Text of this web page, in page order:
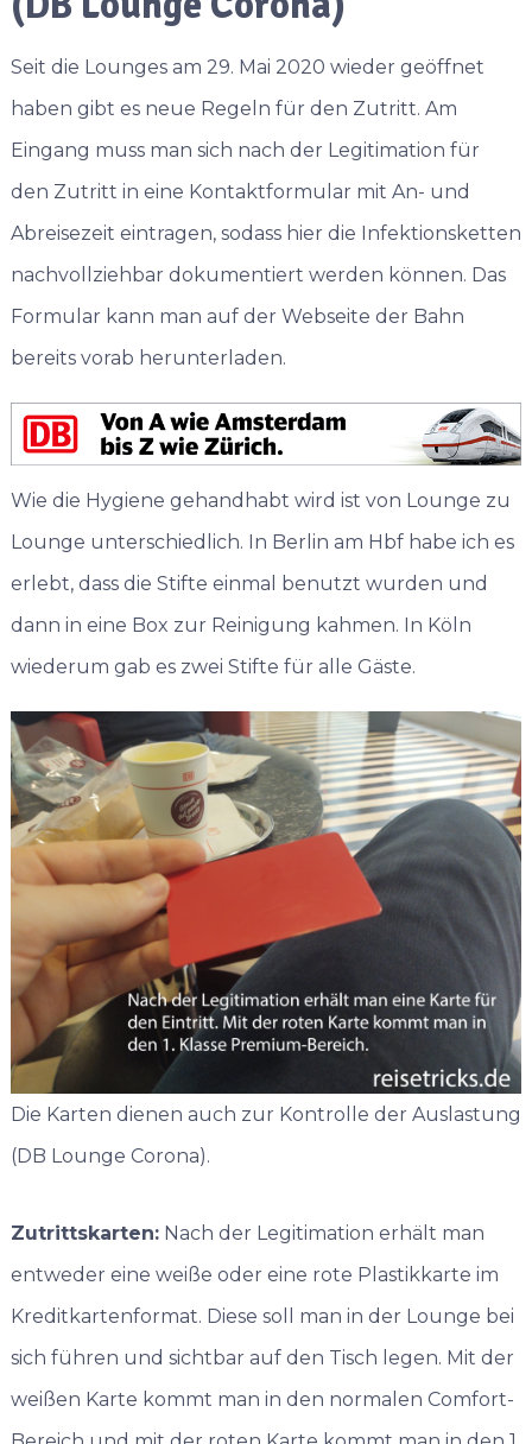
Seit die Lounges am 29. Mai 2020 wieder geöffnet
haben gibt es neue Regeln für den Zutritt. Am
Eingang muss man sich nach der Legitimation für
den Zutritt in eine Kontaktformular mit An- und
Abreisezeit eintragen, sodass hier die Infektionsketten
nachvollziehbar dokumentiert werden können. Das
Formular kann man auf der Webseite der Bahn
bereits vorab herunterladen.
Wie die Hygiene gehandhabt wird ist von Lounge zu
Lounge unterschiedlich. In Berlin am Hbf habe ich es
erlebt, dass die Stifte einmal benutzt wurden und
dann in eine Box zur Reinigung kahmen. In Köln
wiederum gab es zwei Stifte für alle Gäste.
Die Karten dienen auch zur Kontrolle der Auslastung
(DB Lounge Corona).
Zutrittskarten:Nach der Legitimation erhält man
entweder eine weiße oder eine rote Plastikkarte im
Kreditkartenformat. Diese soll man in der Lounge bei
sich führen und sichtbar auf den Tisch legen. Mit der
weißen Karte kommt man in den normalen Comfort-